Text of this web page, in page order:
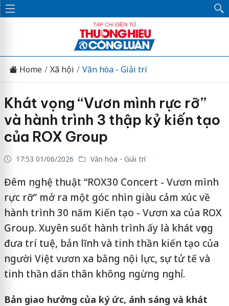
Home Xã hội Văn hóa - Giải trí
Khát vọng “Vươn mình rực rỡ”
và hành trình 3 thập kỷ kiến tạo
của ROX Group
17:53 01/06/2026 Văn hóa - Giải trí
Đêm nghệ thuật “ROX30 Concert - Vươn mình
rực rỡ” mở ra một góc nhìn giàu cảm xúc về
hành trình 30 năm Kiến tạo - Vươn xa của ROX
Group. Xuyên suốt hành trình ấy là khát vọng
đưa trí tuệ, bản lĩnh và tinh thần kiến tạo của
người Việt vươn xa bằng nội lực, sự tử tế và
tinh thần dấn thân không ngừng nghỉ.
Bản giao hưởng của ký ức, ánh sáng và khát